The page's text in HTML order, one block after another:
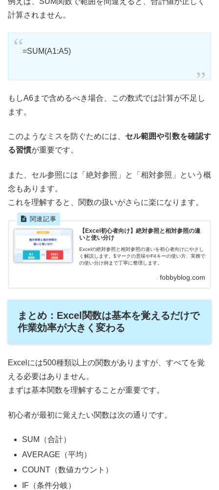
計算されません。
=SUM(A1:A5)
もしA6まで含めるべき場合、この数式では計算が不足し
ます。
このようなミスを防ぐためには、 セル範囲や引数を確認す
る習慣が重要です。
また、セル参照には「絶対参照」と「相対参照」という概
念もあります。
これを理解すると、関数の扱いがさらに楽になります。
【Excel初心者向け】絶対参照と相対参照の違
いと使い分け
Excelの絶対参照と相対参照の違いを初心者向けにやさし
く解説します。$マークの意味やF4キーの使い方、実務で
の使い分け例まで丁寧に整理します。
fobbyblog.com
まとめ：Excel関数は基本を覚えるだけで
作業効率が大きく変わる
Excelには500種類以上の関数がありますが、すべてを覚
える必要はありません。
まずは基本関数を理解することが重要です。
初心者が最初に覚えたい関数は次の通りです。
SUM（合計）
AVERAGE（平均）
COUNT（数値カウント）
IF（条件分岐）